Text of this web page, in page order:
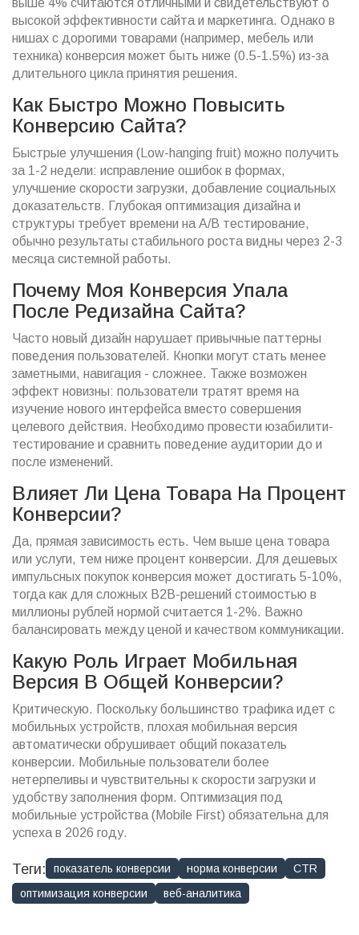
высокой эффективности сайта и маркетинга. Однако в
нишах с дорогими товарами (например, мебель или
техника) конверсия может быть ниже (0.5-1.5%) из-за
длительного цикла принятия решения.
Как Быстро Можно Повысить
Конверсию Сайта?
Быстрые улучшения (Low-hanging fruit) можно получить
за 1-2 недели: исправление ошибок в формах,
улучшение скорости загрузки, добавление социальных
доказательств. Глубокая оптимизация дизайна и
структуры требует времени на A/B тестирование,
обычно результаты стабильного роста видны через 2-3
месяца системной работы.
Почему Моя Конверсия Упала
После Редизайна Сайта?
Часто новый дизайн нарушает привычные паттерны
поведения пользователей. Кнопки могут стать менее
заметными, навигация - сложнее. Также возможен
эффект новизны: пользователи тратят время на
изучение нового интерфейса вместо совершения
целевого действия. Необходимо провести юзабилити-
тестирование и сравнить поведение аудитории до и
после изменений.
Влияет Ли Цена Товара На Процент
Конверсии?
Да, прямая зависимость есть. Чем выше цена товара
или услуги, тем ниже процент конверсии. Для дешевых
импульсных покупок конверсия может достигать 5-10%,
тогда как для сложных B2B-решений стоимостью в
миллионы рублей нормой считается 1-2%. Важно
балансировать между ценой и качеством коммуникации.
Какую Роль Играет Мобильная
Версия В Общей Конверсии?
Критическую. Поскольку большинство трафика идет с
мобильных устройств, плохая мобильная версия
автоматически обрушивает общий показатель
конверсии. Мобильные пользователи более
нетерпеливы и чувствительны к скорости загрузки и
удобству заполнения форм. Оптимизация под
мобильные устройства (Mobile First) обязательна для
успеха в 2026 году.
Теги: показатель конверсии норма конверсии
CTR
оптимизация конверсии
веб-аналитика